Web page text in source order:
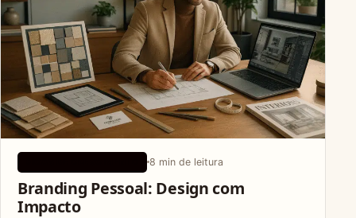
8 min de leitura
Branding Pessoal: Design com
Impacto